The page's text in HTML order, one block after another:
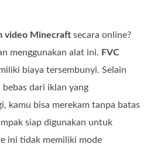
video Minecraft secara online?
menggunakan alat ini. FVC
biaya tersembunyi. Selain
dari iklan yang
kamu bisa merekam tanpa batas
siap digunakan untuk
ini tidak memiliki mode